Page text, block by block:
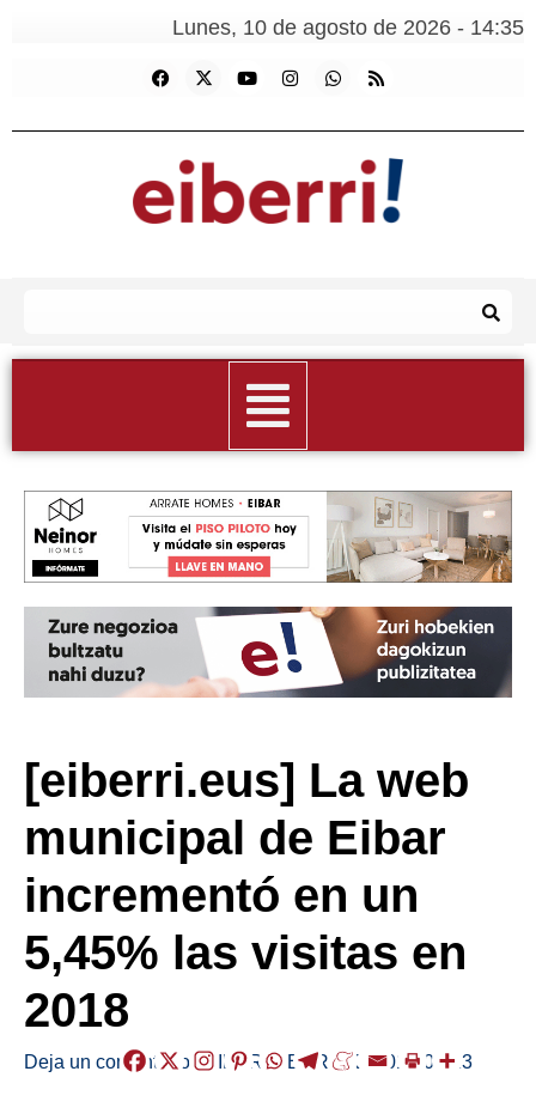
Lunes, 10 de agosto de 2026 - 14:35
[eiberri.eus] La web
municipal de Eibar
incrementó en un
5,45% las visitas en
2018
Deja un comentario /EIBAR ,HERRIAK /2019-01-23